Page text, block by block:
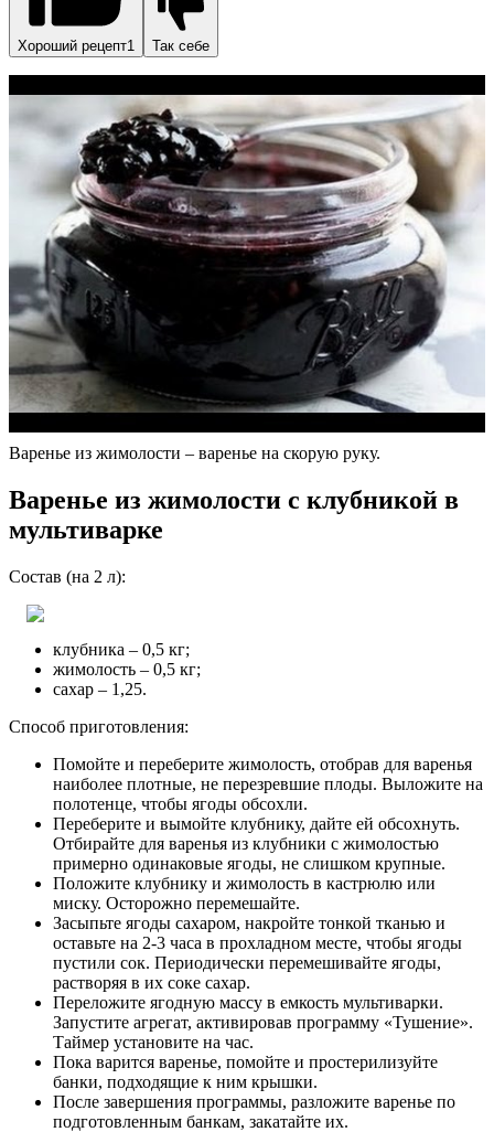
Хороший рецепт1 Так себе
Варенье из жимолости – варенье на скорую руку.
Варенье из жимолости с клубникой в
мультиварке
Состав (на 2 л):
клубника – 0,5 кг;
жимолость – 0,5 кг;
сахар – 1,25.
Способ приготовления:
Помойте и переберите жимолость, отобрав для варенья
наиболее плотные, не перезревшие плоды. Выложите на
полотенце, чтобы ягоды обсохли.
Переберите и вымойте клубнику, дайте ей обсохнуть.
Отбирайте для варенья из клубники с жимолостью
примерно одинаковые ягоды, не слишком крупные.
Положите клубнику и жимолость в кастрюлю или
миску. Осторожно перемешайте.
Засыпьте ягоды сахаром, накройте тонкой тканью и
оставьте на 2-3 часа в прохладном месте, чтобы ягоды
пустили сок. Периодически перемешивайте ягоды,
растворяя в их соке сахар.
Переложите ягодную массу в емкость мультиварки.
Запустите агрегат, активировав программу «Тушение».
Таймер установите на час.
Пока варится варенье, помойте и простерилизуйте
банки, подходящие к ним крышки.
После завершения программы, разложите варенье по
подготовленным банкам, закатайте их.